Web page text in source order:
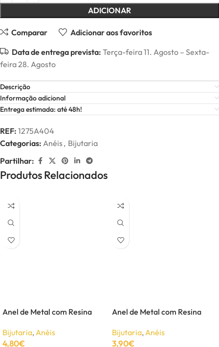
ADICIONAR
Comparar Adicionar aos favoritos
Data de entrega prevista: Terça-feira 11. Agosto – Sexta-
feira 28. Agosto
Descrição
Informação adicional
Entrega estimada: até 48h!
REF: 1275A404
Categorias: Anéis, Bijutaria
Partilhar:
Produtos Relacionados
Anel de Metal com Resina
Bijutaria, Anéis
4,80€
Anel de Metal com Resina
Bijutaria, Anéis
3,90€